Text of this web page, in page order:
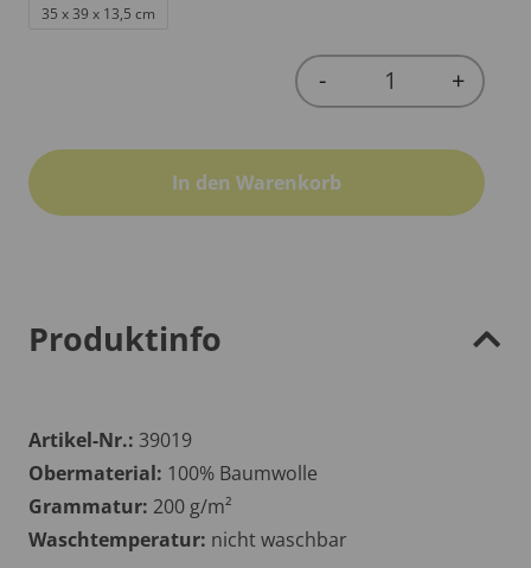
35 x 39 x 13,5 cm
Quantity
- +
In den Warenkorb
Produktinfo
Artikel-Nr.: 39019
Obermaterial: 100% Baumwolle
Grammatur: 200 g/m²
Waschtemperatur: nicht waschbar